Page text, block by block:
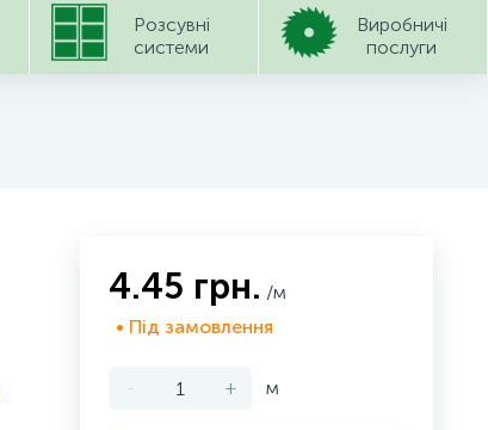
Розсувні
системи
Виробничі
послуги
4.45 грн. /м
• Під замовлення
- + м